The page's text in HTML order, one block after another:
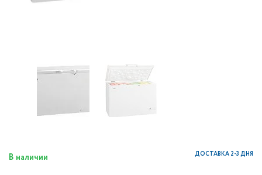
В наличии ДОСТАВКА 2-3 ДНЯ